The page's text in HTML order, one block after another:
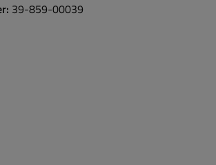
39-859-00039